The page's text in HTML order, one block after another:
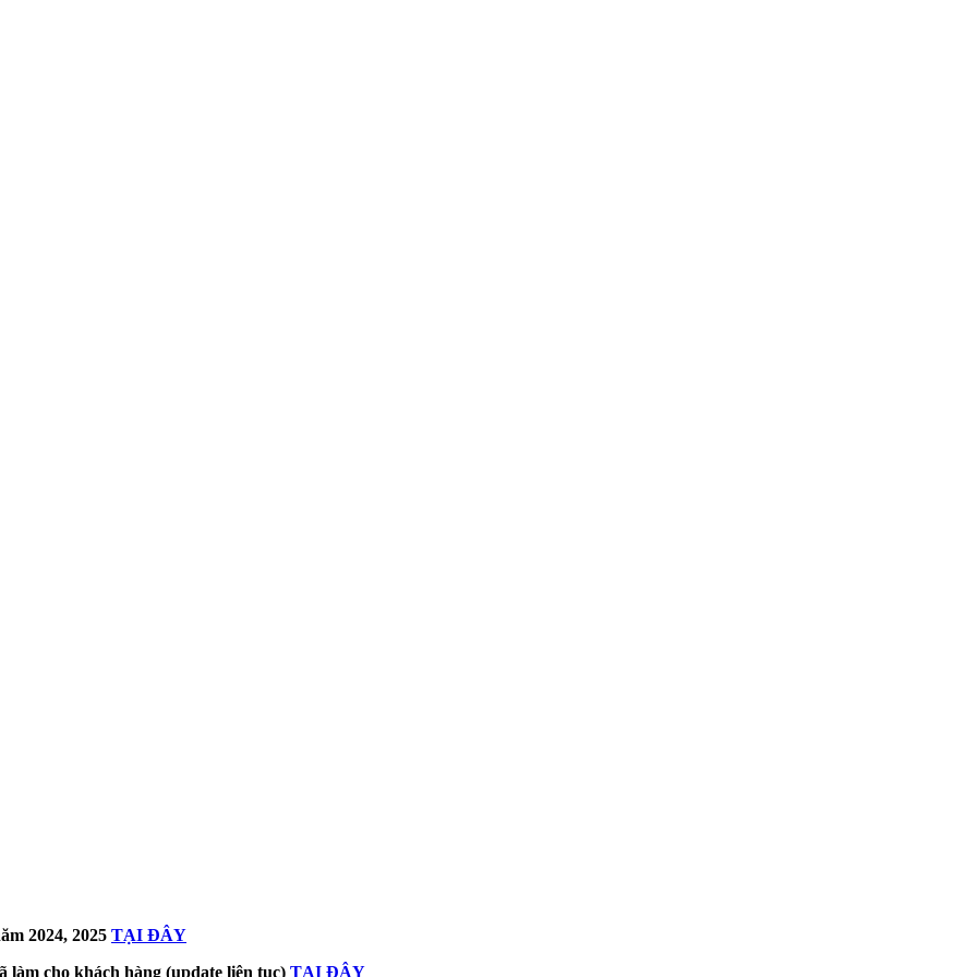
2024, 2025 TẠI ĐÂY
cho khách hàng (update liên tục) TẠI ĐÂY